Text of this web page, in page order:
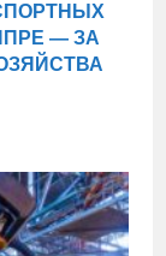
— ЗА